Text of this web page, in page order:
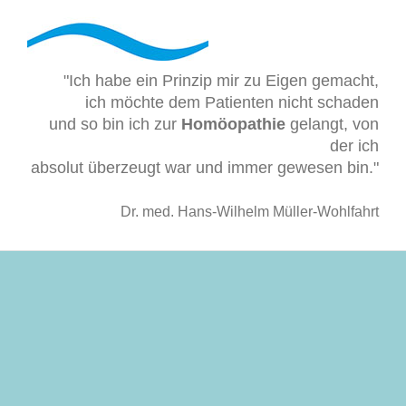
"Ich habe ein Prinzip mir zu Eigen gemacht,
ich möchte dem Patienten nicht schaden
und so bin ich zur Homöopathie gelangt, von
der ich
absolut überzeugt war und immer gewesen bin."
Dr. med. Hans-Wilhelm Müller-Wohlfahrt